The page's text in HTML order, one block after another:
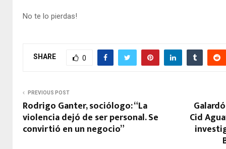
No te lo pierdas!
SHARE 0
PREVIOUS POST
Rodrigo Ganter, sociólogo: “La
violencia dejó de ser personal. Se
convirtió en un negocio”
Cid